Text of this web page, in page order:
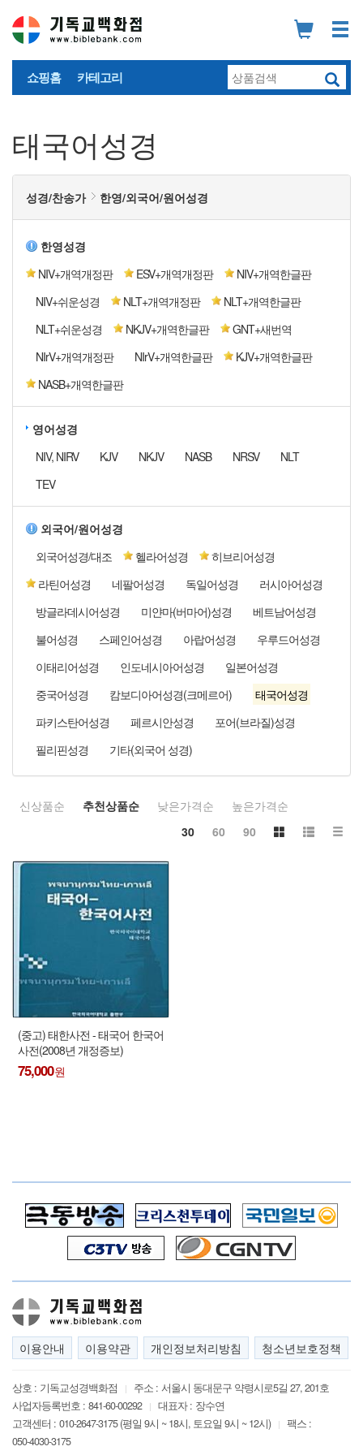
쇼핑홈 카테고리
태국어성경
성경/찬송가 한영/외국어/원어성경
한영성경
NIV+개역개정판
ESV+개역개정판
NIV+개역한글판
NIV+쉬운성경
NLT+개역개정판
NLT+개역한글판
NLT+쉬운성경
NKJV+개역한글판
GNT+새번역
NIrV+개역개정판
NIrV+개역한글판
KJV+개역한글판
NASB+개역한글판
영어성경
NIV, NIRV
KJV NKJV NASB NRSV
NLT
TEV
외국어/원어성경
외국어성경/대조
헬라어성경
히브리어성경
라틴어성경
네팔어성경 독일어성경
러시아어성경
방글라데시어성경
미얀마(버마어)성경
베트남어성경
불어성경
스페인어성경 아랍어성경
우루드어성경
이태리어성경
인도네시아어성경
일본어성경
중국어성경
캄보디아어성경(크메르어)
태국어성경
파키스탄어성경
페르시안성경
포어(브라질)성경
필리핀성경
기타(외국어 성경)
신상품순 추천상품순 낮은가격순
높은가격순
30
60 90
(중고) 태한사전 - 태국어 한국어
사전(2008년 개정증보)
75,000
이용안내 이용약관 개인정보처리방침 청소년보호정책
상호 : 기독교성경백화점 | 주소 : 서울시 동대문구 약령시로5길 27, 201호
사업자등록번호 : 841-60-00292 | 대표자 : 장수연
고객센터 : 010-2647-3175 (평일 9시 ~ 18시, 토요일 9시 ~ 12시) |
팩스 :
050-4030-3175